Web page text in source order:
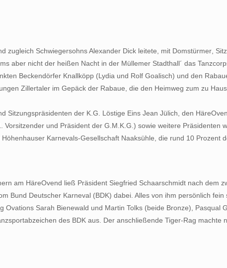
Schwiegersohns Alexander Dick leitete, mit Domstürmer,
aber nicht der heißen Nacht in der Müllemer Stadthall´ das
Beckendörfer Knallköpp (Lydia und Rolf Goalisch) und den
Zillertaler im Gepäck der Rabaue, die den Heimweg zum zu
der K.G. Löstige Eins Jean Jülich, den
und Präsident der G.M.K.G.) sowie weitere Präsidenten
Karnevals-Gesellschaft Naaksühle, die rund 10 Prozent
am HäreOvend ließ Präsident Siegfried Schaarschmidt nach dem
Bund Deutscher Karneval (BDK) dabei. Alles von ihm persönlich
Sarah Bienewald und Martin Tolks (beide Bronze), Pasqual
des BDK aus. Der anschließende Tiger-Rag machte